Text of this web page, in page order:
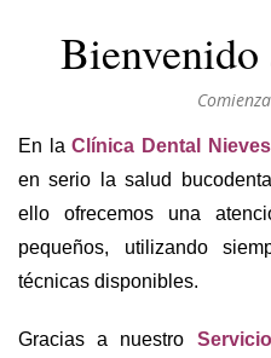
En laClínica Dental
en serio la salud
ello ofrecemos una
pequeños, utilizando
técnicas disponibles.
Gracias a nuestro